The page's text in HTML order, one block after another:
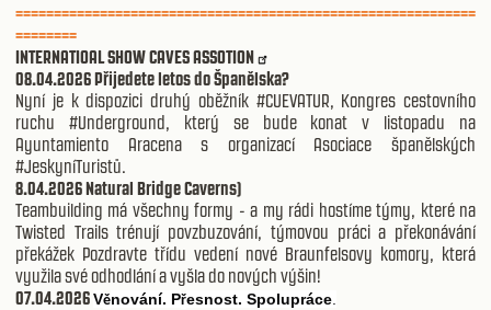
============================================================
========
INTERNATIOAL SHOW CAVES ASSOTION
08.04.2026 Přijedete letos do Španělska?
Nyní je k dispozici druhý oběžník #CUEVATUR, Kongres cestovního
ruchu #Underground, který se bude konat v listopadu na
Ayuntamiento Aracena s organizací Asociace španělských
#JeskyníTuristů.
8.04.2026 Natural Bridge Caverns)
Teambuilding má všechny formy - a my rádi hostíme týmy, které na
Twisted Trails trénují povzbuzování, týmovou práci a překonávání
překážek Pozdravte třídu vedení nové Braunfelsovy komory, která
využila své odhodlání a vyšla do nových výšin!
07.04.2026Věnování. Přesnost. Spolupráce